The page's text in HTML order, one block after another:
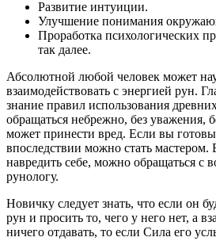
Развитие интуиции.
Улучшение понимания
Проработка психологических
так далее.
Абсолютной любой человек может
взаимодействовать с энергией рун.
знание правил использования
обращаться небрежно, без уважения,
может принести вред. Если вы готовы
впоследствии можно стать мастером.
навредить себе, можно обращаться с
рунологу.
Новичку следует знать, что если он
рун и просить то, чего у него нет, а
ничего отдавать, то если Сила его